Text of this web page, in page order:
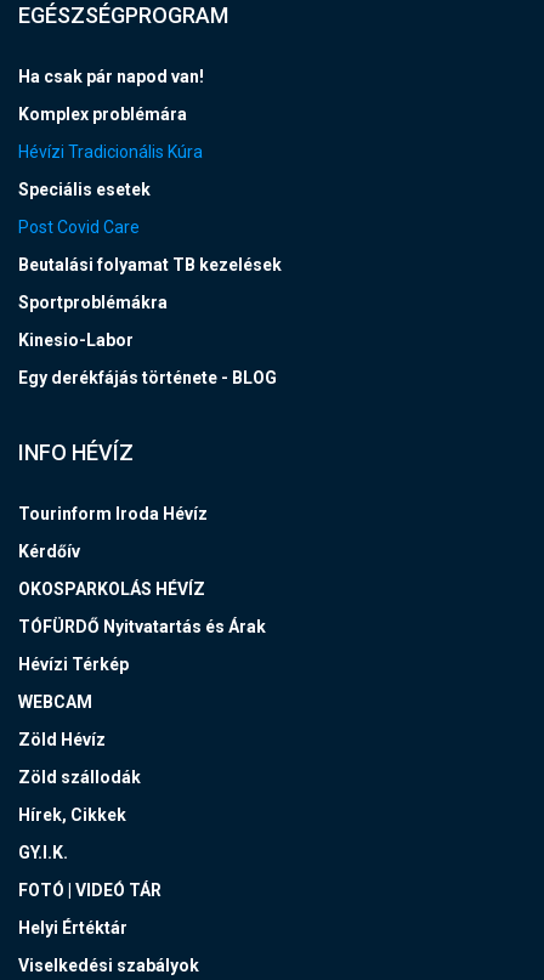
EGÉSZSÉGPROGRAM
Ha csak pár napod van!
Komplex problémára
Hévízi Tradicionális Kúra
Speciális esetek
Post Covid Care
Beutalási folyamat TB kezelések
Sportproblémákra
Kinesio-Labor
Egy derékfájás története - BLOG
INFO HÉVÍZ
Tourinform Iroda Hévíz
Kérdőív
OKOSPARKOLÁS HÉVÍZ
TÓFÜRDŐ Nyitvatartás és Árak
Hévízi Térkép
WEBCAM
Zöld Hévíz
Zöld szállodák
Hírek, Cikkek
GY.I.K.
FOTÓ | VIDEÓ TÁR
Helyi Értéktár
Viselkedési szabályok